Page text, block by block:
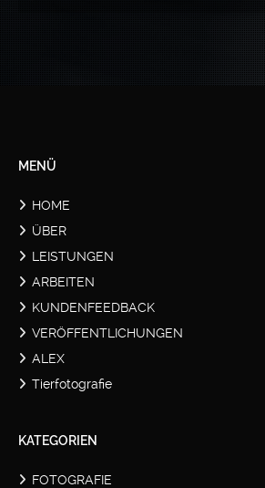
MENÜ
HOME
ÜBER
LEISTUNGEN
ARBEITEN
KUNDENFEEDBACK
VERÖFFENTLICHUNGEN
ALEX
Tierfotografie
KATEGORIEN
FOTOGRAFIE